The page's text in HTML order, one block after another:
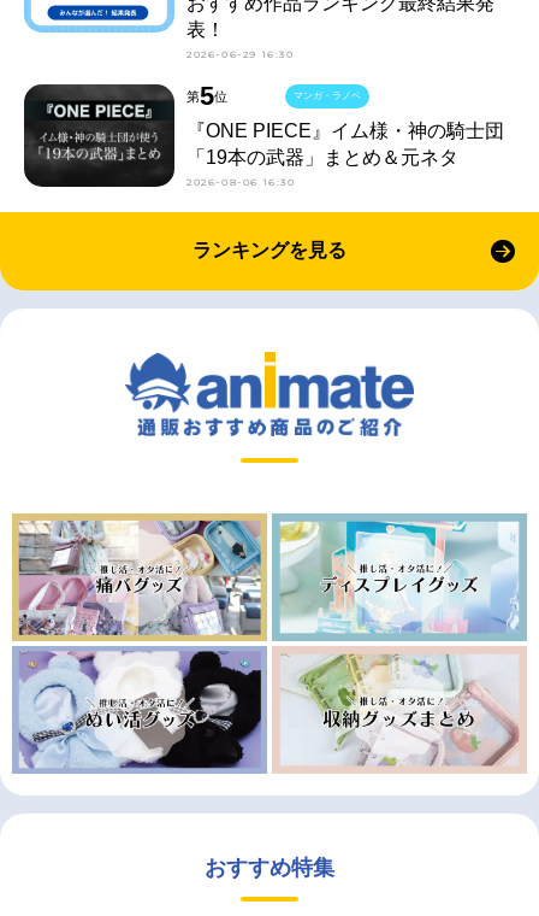
表！
2026-06-29 16:30
第5位
『ONE PIECE』イム様・神の騎士団
「19本の武器」まとめ＆元ネタ
2026-08-06 16:30
マンガ・ラノベ
ランキングを見る
おすすめ特集